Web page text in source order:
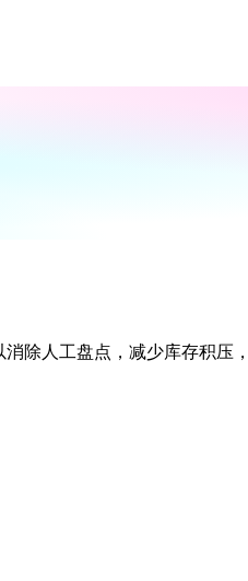
除人工盘点，减少库存积压